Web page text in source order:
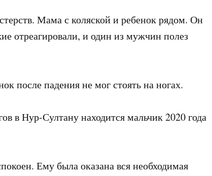
Мама с коляской и ребенок рядом. Он
отреагировали, и один из мужчин полез
после падения не мог стоять на ногах.
в Нур-Султану находится мальчик 2020 года
Ему была оказана вся необходимая